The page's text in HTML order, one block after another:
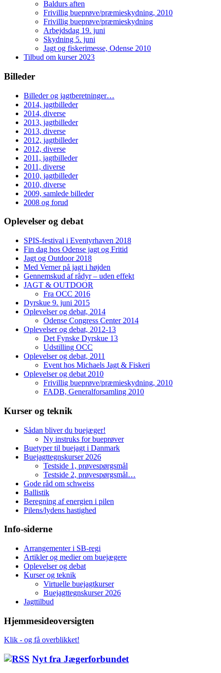
Baldurs aften
Frivillig bueprøve/præmieskydning, 2010
Frivillig bueprøve/præmieskydning
Arbejdsdag 19. juni
Skydning 5. juni
Jagt og fiskerimesse, Odense 2010
Tilbud om kurser 2023
Billeder
Billeder og jagtberetninger…
2014, jagtbilleder
2014, diverse
2013, jagtbilleder
2013, diverse
2012, jagtbilleder
2012, diverse
2011, jagtbilleder
2011, diverse
2010, jagtbilleder
2010, diverse
2009, samlede billeder
2008 og forud
Oplevelser og debat
SPIS-festival i Eventyrhaven 2018
Fin dag hos Odense jagt og Fritid
Jagt og Outdoor 2018
Med Verner på jagt i højden
Gennemskud af rådyr – uden effekt
JAGT & OUTDOOR
Fra OCC 2016
Dyrskue 9. juni 2015
Oplevelser og debat, 2014
Odense Congress Center 2014
Oplevelser og debat, 2012-13
Det Fynske Dyrskue 13
Udstilling OCC
Oplevelser og debat, 2011
Event hos Michaels Jagt & Fiskeri
Oplevelser og debat 2010
Frivillig bueprøve/præmieskydning, 2010
FADB, Generalforsamling 2010
Kurser og teknik
Sådan bliver du buejæger!
Ny instruks for bueprøver
Buetyper til buejagt i Danmark
Buejagttegnskurser 2026
Testside 1, prøvespørgsmål
Testside 2, prøvespørgsmål…
Gode råd om schweiss
Ballistik
Beregning af energien i pilen
Pilens/lydens hastighed
Info-siderne
Arrangementer i SB-regi
Artikler og medier om buejægere
Oplevelser og debat
Kurser og teknik
Virtuelle buejagtkurser
Buejagttegnskurser 2026
Jagttilbud
Hjemmesideoversigten
Klik - og få overblikket!
Nyt fra Jægerforbundet